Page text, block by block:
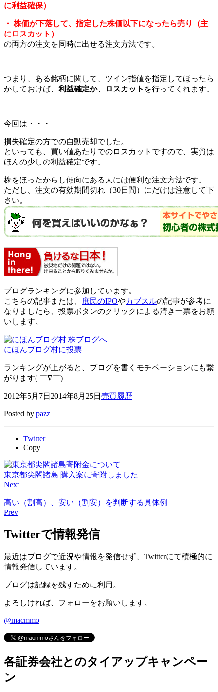
に利益確保）
・ 株価が下落して、指定した株価以下になったら売り（主
にロスカット）
の両方の注文を同時に出せる注文方法です。
つまり、ある銘柄に関して、ツイン指値を指定してほったら
かしておけば、 利益確定か、ロスカット を行ってくれます。
今回は・・・
損失確定の方での自動売却でした。
といっても、買い値あたりでのロスカットですので、実質は
ほんの少しの利益確定です。
株をほったからし傾向にある人には便利な注文方法です。
ただし、注文の有効期間切れ（30日間）にだけは注意して下
さい。
ブログランキングに参加しています。
こちらの記事または、
庶民のIPOやカブスルの記事が参考に
なりましたら、投票ボタンのクリックによる清き一票をお願
いします。
にほんブログ村に投票
ランキングが上がると、ブログを書くモチベーションにも繋
がります( ￣∇￣)
2012年5月7日 2014年8月25日 売買履歴
Posted by pazz
Twitter
Copy
東京都尖閣諸島 購入案に寄附しました
Next
高い（割高）、安い（割安）を判断する具体例
Prev
Twitterで情報発信
最近はブログで近況や情報を発信せず、Twitterにて積極的に
情報発信しています。
ブログは記録を残すために利用。
よろしければ、フォローをお願いします。
@macmmo
各証券会社とのタイアップキャンペー
ン